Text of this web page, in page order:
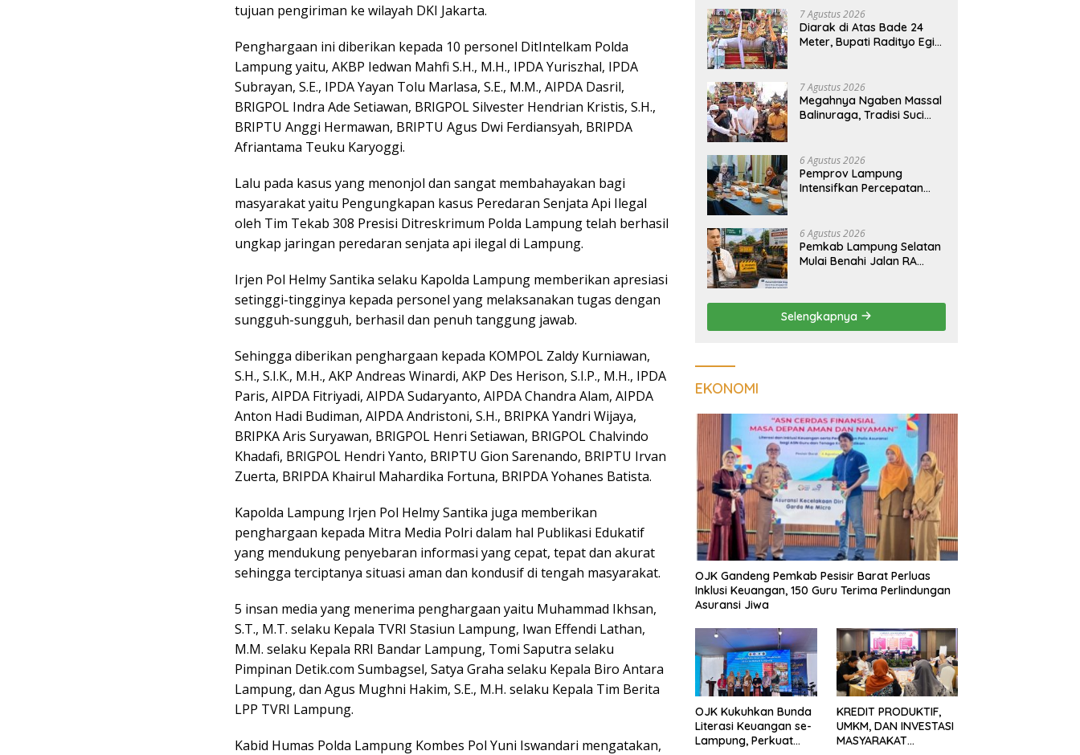
tujuan pengiriman ke wilayah DKI Jakarta.
Penghargaan ini diberikan kepada 10 personel DitIntelkam Polda
Lampung yaitu, AKBP Iedwan Mahfi S.H., M.H., IPDA Yuriszhal, IPDA
Subrayan, S.E., IPDA Yayan Tolu Marlasa, S.E., M.M., AIPDA Dasril,
BRIGPOL Indra Ade Setiawan, BRIGPOL Silvester Hendrian Kristis, S.H.,
BRIPTU Anggi Hermawan, BRIPTU Agus Dwi Ferdiansyah, BRIPDA
Afriantama Teuku Karyoggi.
Lalu pada kasus yang menonjol dan sangat membahayakan bagi
masyarakat yaitu Pengungkapan kasus Peredaran Senjata Api Ilegal
oleh Tim Tekab 308 Presisi Ditreskrimum Polda Lampung telah berhasil
ungkap jaringan peredaran senjata api ilegal di Lampung.
Irjen Pol Helmy Santika selaku Kapolda Lampung memberikan apresiasi
setinggi-tingginya kepada personel yang melaksanakan tugas dengan
sungguh-sungguh, berhasil dan penuh tanggung jawab.
Sehingga diberikan penghargaan kepada KOMPOL Zaldy Kurniawan,
S.H., S.I.K., M.H., AKP Andreas Winardi, AKP Des Herison, S.I.P., M.H., IPDA
Paris, AIPDA Fitriyadi, AIPDA Sudaryanto, AIPDA Chandra Alam, AIPDA
Anton Hadi Budiman, AIPDA Andristoni, S.H., BRIPKA Yandri Wijaya,
BRIPKA Aris Suryawan, BRIGPOL Henri Setiawan, BRIGPOL Chalvindo
Khadafi, BRIGPOL Hendri Yanto, BRIPTU Gion Sarenando, BRIPTU Irvan
Zuerta, BRIPDA Khairul Mahardika Fortuna, BRIPDA Yohanes Batista.
Kapolda Lampung Irjen Pol Helmy Santika juga memberikan
penghargaan kepada Mitra Media Polri dalam hal Publikasi Edukatif
yang mendukung penyebaran informasi yang cepat, tepat dan akurat
sehingga terciptanya situasi aman dan kondusif di tengah masyarakat.
5 insan media yang menerima penghargaan yaitu Muhammad Ikhsan,
S.T., M.T. selaku Kepala TVRI Stasiun Lampung, Iwan Effendi Lathan,
M.M. selaku Kepala RRI Bandar Lampung, Tomi Saputra selaku
Pimpinan Detik.com Sumbagsel, Satya Graha selaku Kepala Biro Antara
Lampung, dan Agus Mughni Hakim, S.E., M.H. selaku Kepala Tim Berita
LPP TVRI Lampung.
Kabid Humas Polda Lampung Kombes Pol Yuni Iswandari mengatakan,
7 Agustus 2026
Diarak di Atas Bade 24
Meter, Bupati Radityo Egi
‘Penglipuran’ Kedua pada
2027
7 Agustus 2026
Megahnya Ngaben Massal
Balinuraga, Tradisi Suci
dan Merekatkan Ikatan
Keluarga
6 Agustus 2026
Pemprov Lampung
Intensifkan Percepatan
Tanggamus
6 Agustus 2026
Pemkab Lampung Selatan
Mulai Benahi Jalan RA
Demi Keselamatan
Pengguna Jalan
Selengkapnya
EKONOMI
OJK Gandeng Pemkab Pesisir Barat Perluas
Inklusi Keuangan, 150 Guru Terima Perlindungan
Asuransi Jiwa
OJK Kukuhkan Bunda
Literasi Keuangan se-
Lampung, Perkuat
KREDIT PRODUKTIF,
UMKM, DAN INVESTASI
MASYARAKAT